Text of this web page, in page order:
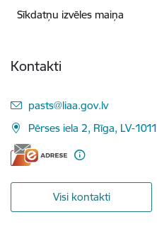
Sīkdatņu izvēles maiņa
Kontakti
E-pasts:
pasts@liaa.gov.lv
Pērses iela 2, Rīga, LV-1011
Visi kontakti